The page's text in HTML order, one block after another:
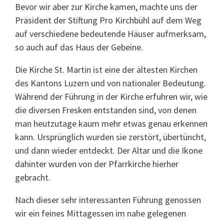
Bevor wir aber zur Kirche kamen, machte uns der
Präsident der Stiftung Pro Kirchbühl auf dem Weg
auf verschiedene bedeutende Häuser aufmerksam,
so auch auf das Haus der Gebeine.
Die Kirche St. Martin ist eine der ältesten Kirchen
des Kantons Luzern und von nationaler Bedeutung.
Während der Führung in der Kirche erfuhren wir, wie
die diversen Fresken entstanden sind, von denen
man heutzutage kaum mehr etwas genau erkennen
kann. Ursprünglich wurden sie zerstört, übertüncht,
und dann wieder entdeckt. Der Altar und die Ikone
dahinter wurden von der Pfarrkirche hierher
gebracht.
Nach dieser sehr interessanten Führung genossen
wir ein feines Mittagessen im nahe gelegenen